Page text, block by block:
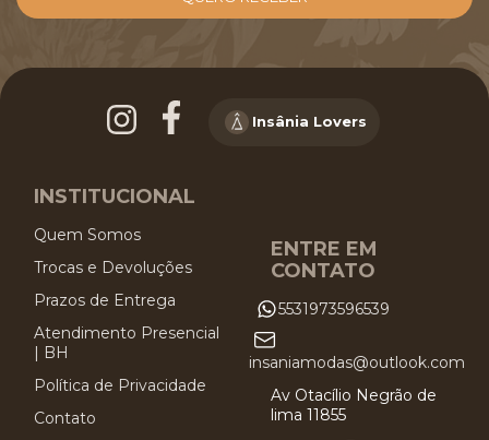
Insânia Lovers
INSTITUCIONAL
Quem Somos
Trocas e Devoluções
Prazos de Entrega
Atendimento Presencial
| BH
Política de Privacidade
Contato
ENTRE EM
CONTATO
5531973596539
insaniamodas@outlook.com
Av Otacílio Negrão de
lima 11855